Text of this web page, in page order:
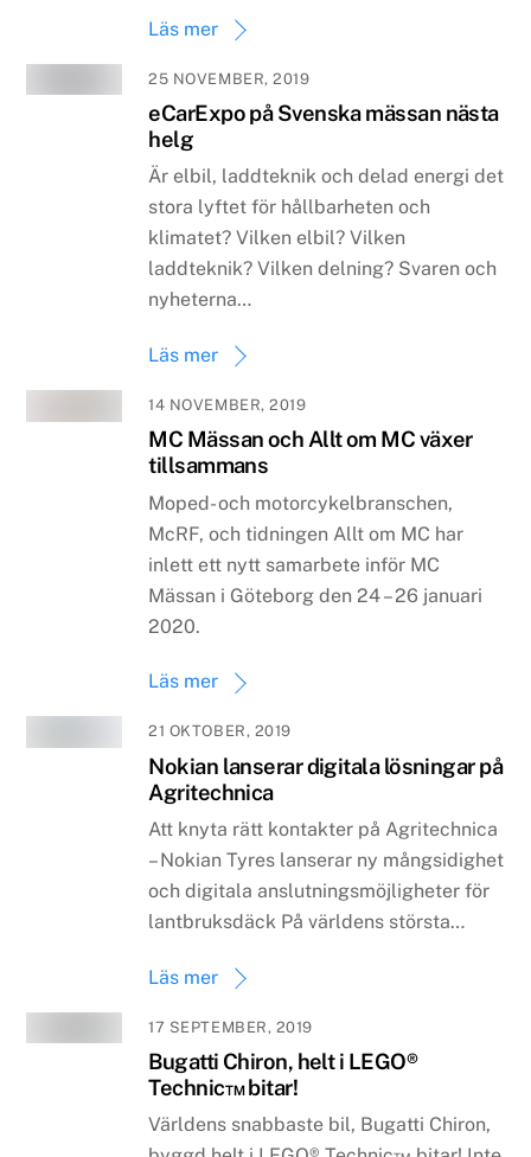
Läs mer
25 NOVEMBER, 2019
eCarExpo på Svenska mässan nästa
helg
Är elbil, laddteknik och delad energi det
stora lyftet för hållbarheten och
klimatet? Vilken elbil? Vilken
laddteknik? Vilken delning? Svaren och
nyheterna…
Läs mer
14 NOVEMBER, 2019
MC Mässan och Allt om MC växer
tillsammans
Moped- och motorcykelbranschen,
McRF, och tidningen Allt om MC har
inlett ett nytt samarbete inför MC
Mässan i Göteborg den 24 – 26 januari
2020.
Läs mer
21 OKTOBER, 2019
Nokian lanserar digitala lösningar på
Agritechnica
Att knyta rätt kontakter på Agritechnica
– Nokian Tyres lanserar ny mångsidighet
och digitala anslutningsmöjligheter för
lantbruksdäck På världens största…
Läs mer
17 SEPTEMBER, 2019
Bugatti Chiron, helt i LEGO®
Technic™ bitar!
Världens snabbaste bil, Bugatti Chiron,